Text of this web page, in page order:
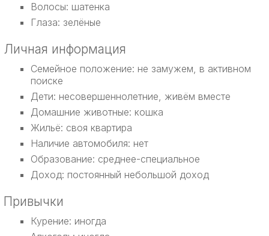
Волосы: шатенка
Глаза: зелёные
Личная информация
Семейное положение: не замужем, в активном
поиске
Дети: несовершеннолетние, живём вместе
Домашние животные: кошка
Жильё: своя квартира
Наличие автомобиля: нет
Образование: среднее-специальное
Доход: постоянный небольшой доход
Привычки
Курение: иногда